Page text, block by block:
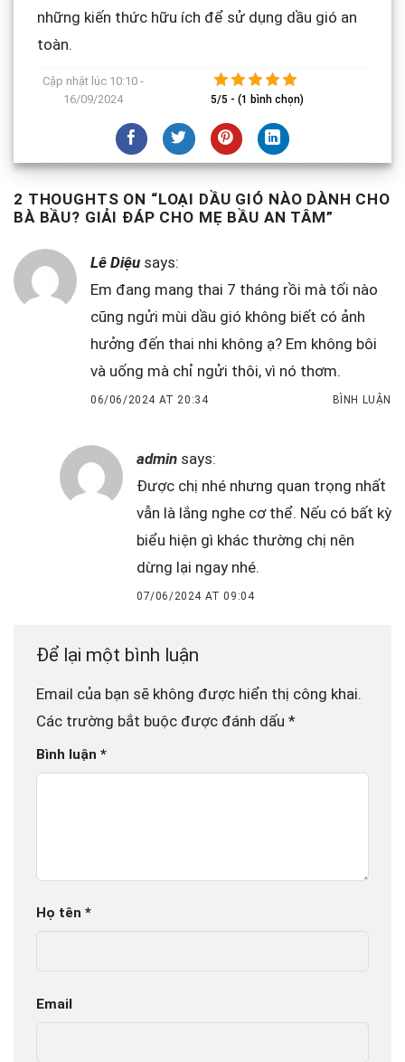
những kiến thức hữu ích để sử dụng dầu gió an
toàn.
Cập nhật lúc 10:10 -
16/09/2024
5/5 - (1 bình chọn)
2 THOUGHTS ON “LOẠI DẦU GIÓ NÀO DÀNH CHO
BÀ BẦU? GIẢI ĐÁP CHO MẸ BẦU AN TÂM”
Lê Diệu says:
Em đang mang thai 7 tháng rồi mà tối nào
cũng ngửi mùi dầu gió không biết có ảnh
hưởng đến thai nhi không ạ? Em không bôi
và uống mà chỉ ngửi thôi, vì nó thơm.
06/06/2024 AT 20:34 BÌNH LUẬN
admin says:
Được chị nhé nhưng quan trọng nhất
vẫn là lắng nghe cơ thể. Nếu có bất kỳ
biểu hiện gì khác thường chị nên
dừng lại ngay nhé.
07/06/2024 AT 09:04
Để lại một bình luận
Email của bạn sẽ không được hiển thị công khai.
Các trường bắt buộc được đánh dấu *
Bình luận *
Họ tên *
Email